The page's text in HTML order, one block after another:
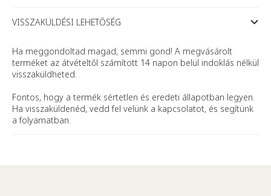
VISSZAKÜLDÉSI LEHETŐSÉG
Ha meggondoltad magad, semmi gond! A megvásárolt
terméket az átvételtől számított 14 napon belül indoklás nélkül
visszaküldheted.
Fontos, hogy a termék sértetlen és eredeti állapotban legyen.
Ha visszaküldenéd, vedd fel velünk a kapcsolatot, és segítünk
a folyamatban.